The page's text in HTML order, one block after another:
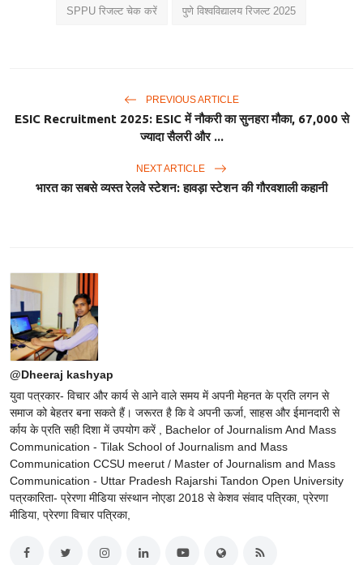
SPPU रिजल्ट चेक करें पुणे विश्वविद्यालय रिजल्ट 2025
PREVIOUS ARTICLE
ESIC Recruitment 2025: ESIC में नौकरी का सुनहरा मौका, 67,000 से
ज्यादा सैलरी और ...
NEXT ARTICLE
भारत का सबसे व्यस्त रेलवे स्टेशन: हावड़ा स्टेशन की गौरवशाली कहानी
@Dheeraj kashyap
युवा पत्रकार- विचार और कार्य से आने वाले समय में अपनी मेहनत के प्रति लगन से
समाज को बेहतर बना सकते हैं। जरूरत है कि वे अपनी ऊर्जा, साहस और ईमानदारी से
र्काय के प्रति सही दिशा में उपयोग करें , Bachelor of Journalism And Mass
Communication - Tilak School of Journalism and Mass
Communication CCSU meerut / Master of Journalism and Mass
Communication - Uttar Pradesh Rajarshi Tandon Open University
पत्रकारिता- प्रेरणा मीडिया संस्थान नोएडा 2018 से केशव संवाद पत्रिका, प्रेरणा
मीडिया, प्रेरणा विचार पत्रिका,